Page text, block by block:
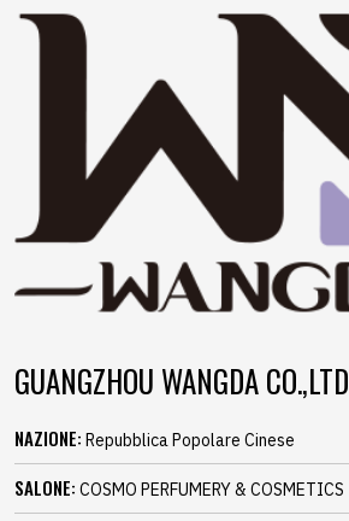
GUANGZHOU WANGDA CO.,LTD
NAZIONE: Repubblica Popolare Cinese
SALONE: COSMO PERFUMERY & COSMETICS